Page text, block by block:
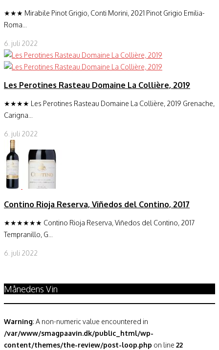
★★★ Mirabile Pinot Grigio, Conti Morini, 2021 Pinot Grigio Emilia-
Roma...
6. juli 2022
Les Perotines Rasteau Domaine La Collière, 2019
★★★★ Les Perotines Rasteau Domaine La Collière, 2019 Grenache,
Carigna...
6. juli 2022
Contino Rioja Reserva, Viñedos del Contino, 2017
★★★★★★ Contino Rioja Reserva, Viñedos del Contino, 2017
Tempranillo, G...
6. juli 2022
Månedens Vin
Warning: A non-numeric value encountered in
/var/www/smagpaavin.dk/public_html/wp-
content/themes/the-review/post-loop.php on line 22